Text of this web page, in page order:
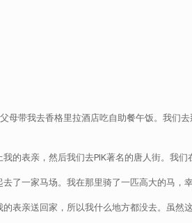
母带我去香格里拉酒店吃自助餐午饭。我们
的表亲，然后我们去PIK著名的唐人街。我们
了一家马场。我在那里骑了一匹高大的马，
表亲送回家，所以我什么地方都没去。虽然